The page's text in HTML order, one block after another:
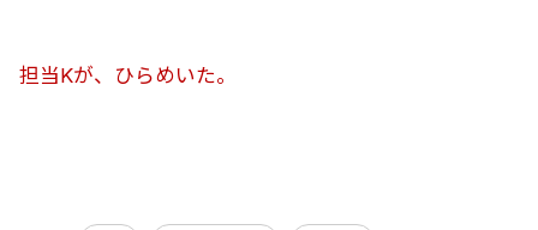
担当Kが、ひらめいた。